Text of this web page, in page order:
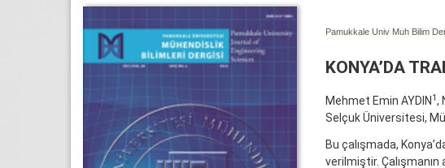
Pamukkale Univ Muh Bilim
KONYA’DA
Mehmet Emin AYDIN 1 ,
Selçuk Üniversitesi,
Bu çalışmada,
verilmiştir.